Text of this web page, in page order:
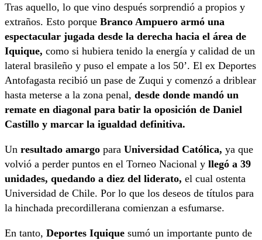
Tras aquello, lo que vino después sorprendió a propios y
extraños. Esto porque Branco Ampuero armó una
espectacular jugada desde la derecha hacia el área de
Iquique, como si hubiera tenido la energía y calidad de un
lateral brasileño y puso el empate a los 50’. El ex Deportes
Antofagasta recibió un pase de Zuqui y comenzó a driblear
hasta meterse a la zona penal, desde donde mandó un
remate en diagonal para batir la oposición de Daniel
Castillo y marcar la igualdad definitiva.
Un resultado amargo para Universidad Católica, ya que
volvió a perder puntos en el Torneo Nacional y llegó a 39
unidades, quedando a diez del liderato, el cual ostenta
Universidad de Chile. Por lo que los deseos de títulos para
la hinchada precordillerana comienzan a esfumarse.
En tanto, Deportes Iquique sumó un importante punto de